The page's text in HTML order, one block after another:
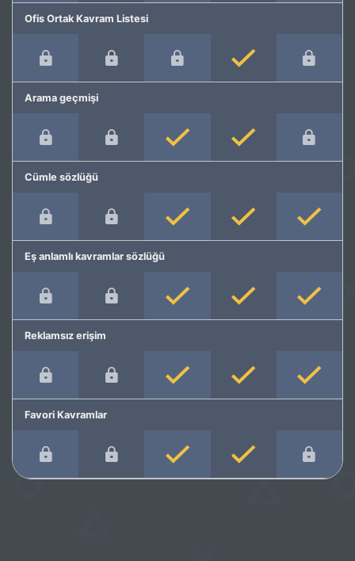
Ofis Ortak Kavram Listesi
Arama geçmişi
Cümle sözlüğü
Eş anlamlı kavramlar sözlüğü
Reklamsız erişim
Favori Kavramlar